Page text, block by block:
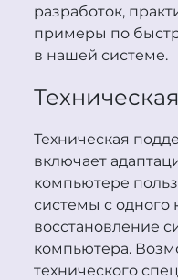
разработок,
примеры по
в нашей системе.
Техническая
включает
компьютере
системы с одного
восстановление
компьютера.
технического